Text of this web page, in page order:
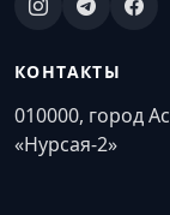
КОНТАКТЫ
010000, город
«Нурсая-2»